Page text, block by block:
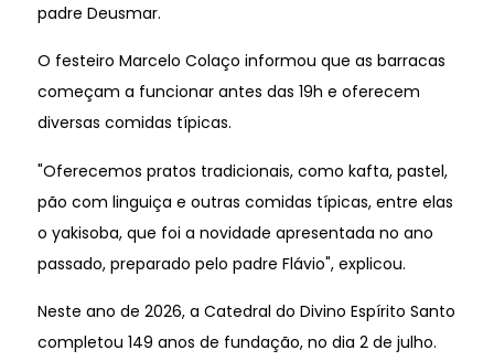
padre Deusmar.
O festeiro Marcelo Colaço informou que as barracas
começam a funcionar antes das 19h e oferecem
diversas comidas típicas.
"Oferecemos pratos tradicionais, como kafta, pastel,
pão com linguiça e outras comidas típicas, entre elas
o yakisoba, que foi a novidade apresentada no ano
passado, preparado pelo padre Flávio", explicou.
Neste ano de 2026, a Catedral do Divino Espírito Santo
completou 149 anos de fundação, no dia 2 de julho.